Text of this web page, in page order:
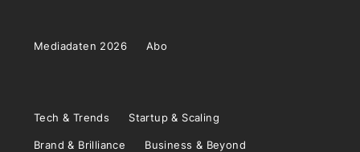
Mediadaten 2026 Abo
Tech & Trends Startup & Scaling
Brand & Brilliance Business & Beyond